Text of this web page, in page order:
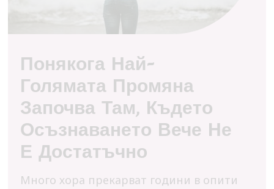
Понякога Най-
Голямата Промяна
Започва Там, Където
Осъзнаването Вече Не
Е Достатъчно
Много хора прекарват години в опити